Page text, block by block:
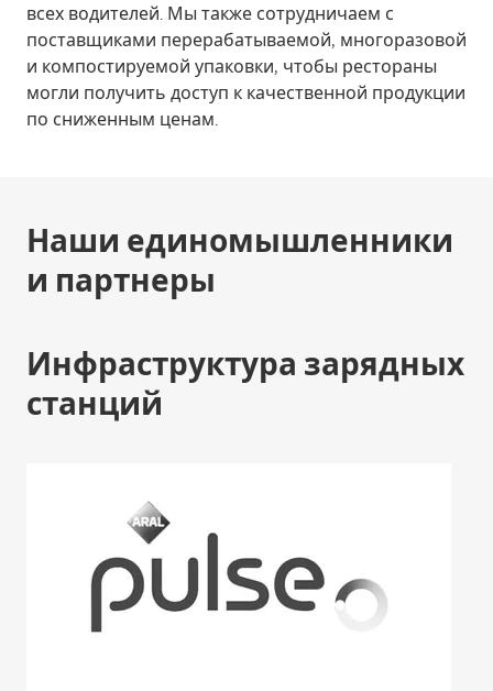
всех водителей. Мы также сотрудничаем с
поставщиками перерабатываемой, многоразовой
и компостируемой упаковки, чтобы рестораны
могли получить доступ к качественной продукции
по сниженным ценам.
Наши единомышленники
и партнеры
Инфраструктура зарядных
станций